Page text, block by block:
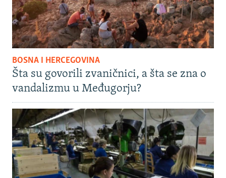
BOSNA I HERCEGOVINA
Šta su govorili zvaničnici, a šta se zna o
vandalizmu u Međugorju?